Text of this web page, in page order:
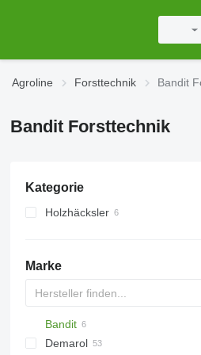
Agroline Forsttechnik Bandit
Bandit Forsttechnik
Kategorie
Holzhäcksler
Marke
Bandit
MINI
CK
Demarol